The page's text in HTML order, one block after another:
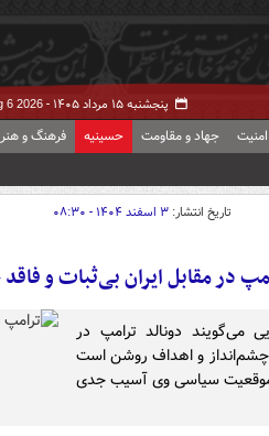
پنجشنبه ۱۵ مرداد ۱۴۰۵ - 6 2026
جهاد و مقاومت حسینیه فرهنگ و هنر
تاریخ انتشار: ۳ اسفند ۱۴۰۴ - ۰۸:۳۰
در مقابل ایران بی‌ثبات و
می‌گویند دونالد ترامپ در
چشم‌انداز و اهداف روشن است
موقعیت سیاسی وی آسیب جدی